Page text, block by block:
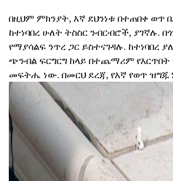
በዚህም ምክንያት, እኛ ደህንነቱ በተጠበቀ ወጥ
ከተነባበረ ሁለት ትስስር ንብርብሮች, ያገኛሉ.
የማያሳልፍ ንጥረ ጋር ይስተናገዳሉ. ከተነባበረ
ጭንብል ፍርግርግ ከላይ በተጨማሪም
መፍትሔ ነው. በመርህ ደረጃ, የእኛ የወጥ ዝግጁ